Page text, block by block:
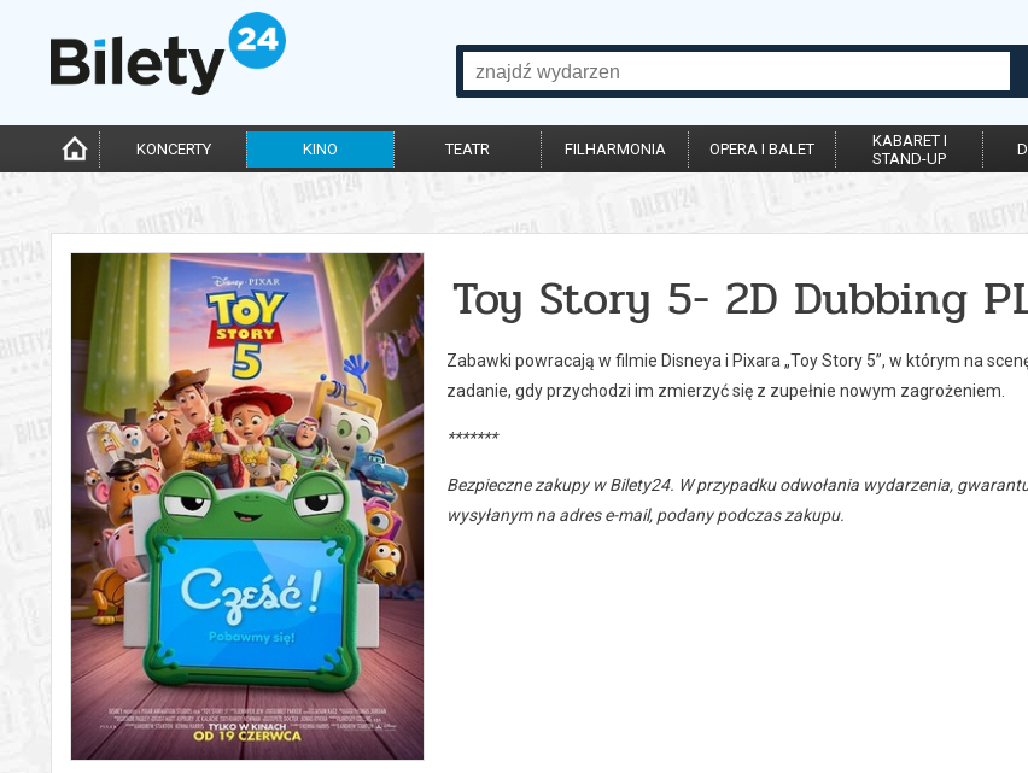
KONCERTY KINO TEATR FILHARMONIA OPERA I BALET
KABARET I
STAND-UP
Toy Story 5- 2D Dubbing
Zabawki powracają w filmie Disneya i Pixara „Toy Story 5”, w którym na
zadanie, gdy przychodzi im zmierzyć się z zupełnie nowym zagrożeniem.
*******
Bezpieczne zakupy w Bilety24. W przypadku odwołania wydarzenia,
wysyłanym na adres e-mail, podany podczas zakupu.